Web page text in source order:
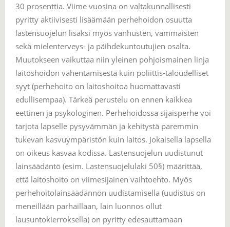
30 prosenttia. Viime vuosina on valtakunnallisesti
pyritty aktiivisesti lisäämään perhehoidon osuutta
lastensuojelun lisäksi myös vanhusten, vammaisten
sekä mielenterveys- ja päihdekuntoutujien osalta.
Muutokseen vaikuttaa niin yleinen pohjoismainen linja
laitoshoidon vähentämisestä kuin poliittis-taloudelliset
syyt (perhehoito on laitoshoitoa huomattavasti
edullisempaa). Tärkeä perustelu on ennen kaikkea
eettinen ja psykologinen. Perhehoidossa sijaisperhe voi
tarjota lapselle pysyvämmän ja kehitystä paremmin
tukevan kasvuympäristön kuin laitos. Jokaisella lapsella
on oikeus kasvaa kodissa. Lastensuojelun uudistunut
lainsäädäntö (esim. Lastensuojelulaki 50§) määrittää,
että laitoshoito on viimesijainen vaihtoehto. Myös
perhehoitolainsäädännön uudistamisella (uudistus on
meneillään parhaillaan, lain luonnos ollut
lausuntokierroksella) on pyritty edesauttamaan